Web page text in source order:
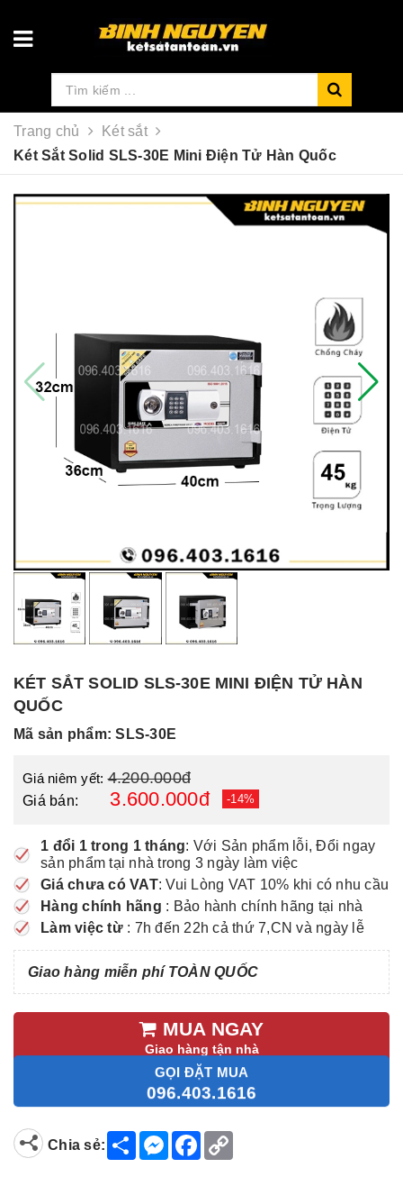
Trang chủ
Két sắt
Két Sắt Solid SLS-30E Mini Điện Tử Hàn Quốc
KÉT SẮT SOLID SLS-30E MINI ĐIỆN TỬ HÀN
QUỐC
Mã sản phẩm: SLS-30E
Giá niêm yết:4.200.000đ
Giá bán: 3.600.000đ -14%
1 đổi 1 trong 1 tháng: Với Sản phẩm lỗi, Đổi ngay
sản phẩm tại nhà trong 3 ngày làm việc
Giá chưa có VAT: Vui Lòng VAT 10% khi có nhu cầu
Hàng chính hãng : Bảo hành chính hãng tại nhà
Làm việc từ : 7h đến 22h cả thứ 7,CN và ngày lễ
Giao hàng miễn phí TOÀN QUỐC
MUA NGAY
Giao hàng tận nhà
GỌI ĐẶT MUA
096.403.1616
Chia sẻ:
S
h
M
e
F
a